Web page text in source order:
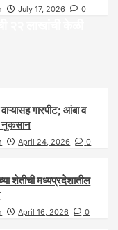
July 17, 2026 0
गारपीट; आंबा व
नुकसान
April 24, 2026 0
शेतीची मध्यप्रदेशातील
April 16, 2026 0